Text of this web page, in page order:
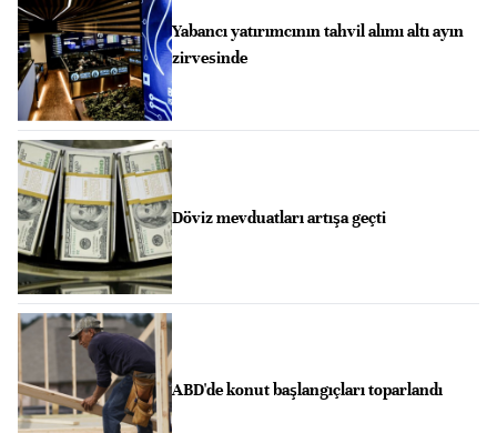
Yabancı yatırımcının tahvil alımı altı ayın
zirvesinde
Döviz mevduatları artışa geçti
ABD'de konut başlangıçları toparlandı